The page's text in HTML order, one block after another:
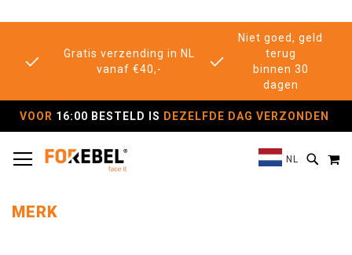
Gratis verzending in NL
vanaf €40,-
Niet goed, geld
terug
binnen 30
dagen
VOOR 16:00 BESTELD IS DEZELFDE DAG VERZONDEN
NL
MERK